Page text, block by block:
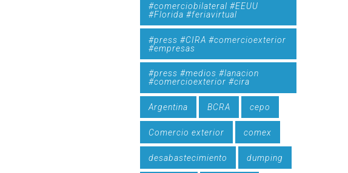
#comerciobilateral #EEUU
#Florida #feriavirtual
#press #CIRA #comercioexterior
#empresas
#press #medios #lanacion
#comercioexterior #cira
Argentina BCRA cepo
Comercio exterior comex
desabastecimiento dumping